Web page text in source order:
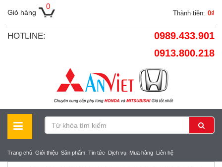
Giỏ hàng
0
Thành tiền: 0₫
HOTLINE:
0989.433.901
0913.800.218
Trang chủ Giới thiệu Sản phẩm Tin tức Dịch vụ Mua hàng Liên hệ